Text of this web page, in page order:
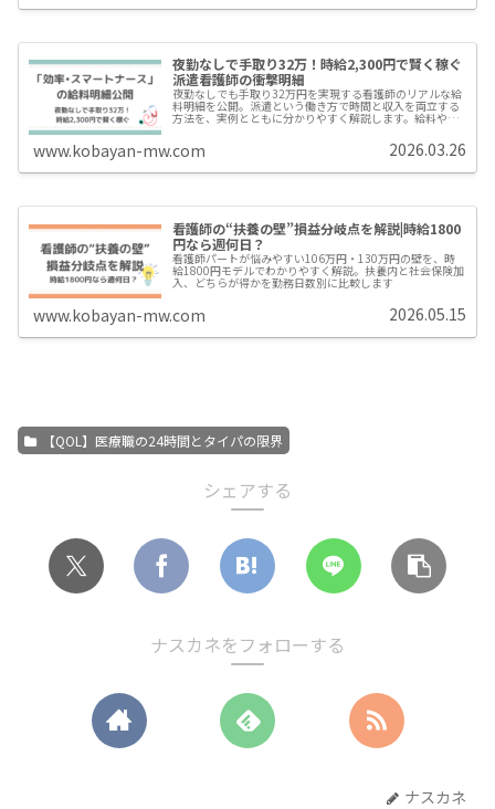
夜勤なしで手取り32万！時給2,300円で賢く稼ぐ
派遣看護師の衝撃明細
夜勤なしでも手取り32万円を実現する看護師のリアルな給
料明細を公開。派遣という働き方で時間と収入を両立する
方法を、実例とともに分かりやすく解説します。給料や働
www.kobayan-mw.com 2026.03.26
看護師の“扶養の壁”損益分岐点を解説|時給1800
円なら週何日？
看護師パートが悩みやすい106万円・130万円の壁を、時
給1800円モデルでわかりやすく解説。扶養内と社会保険加
入、どちらが得かを勤務日数別に比較します
www.kobayan-mw.com 2026.05.15
【QOL】医療職の24時間とタイパの限界
シェアする
ナスカネをフォローする
ナスカネ